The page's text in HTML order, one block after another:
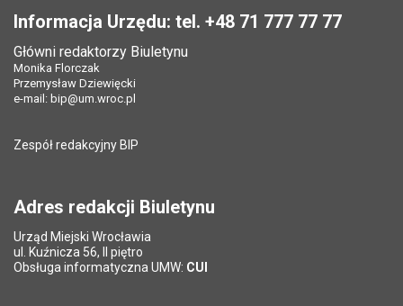
Informacja Urzędu: tel. +48 71 777 77 77
Główni redaktorzy Biuletynu
Monika Florczak
Przemysław Dziewięcki
e-mail: bip@um.wroc.pl
Zespół redakcyjny BIP
Adres redakcji Biuletynu
Urząd Miejski Wrocławia
ul. Kuźnicza 56, II piętro
Obsługa informatyczna UMW: CUI